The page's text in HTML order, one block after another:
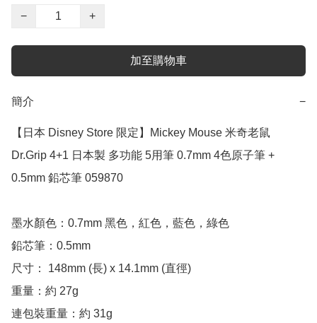
−
+
加至購物車
簡介 −
【日本 Disney Store 限定】Mickey Mouse 米奇老鼠
Dr.Grip 4+1 日本製 多功能 5用筆 0.7mm 4色原子筆 +
0.5mm 鉛芯筆 059870
墨水顏色：0.7mm 黑色，紅色，藍色，綠色
鉛芯筆：0.5mm
尺寸： 148mm (長) x 14.1mm (直徑)
重量：約 27g
連包裝重量：約 31g